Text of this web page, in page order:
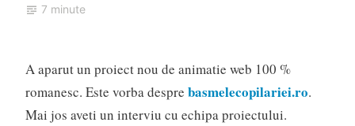
7 minute
A aparut un proiect nou de animatie web 100 %
romanesc. Este vorba despre basmelecopilariei.ro.
Mai jos aveti un interviu cu echipa proiectului.